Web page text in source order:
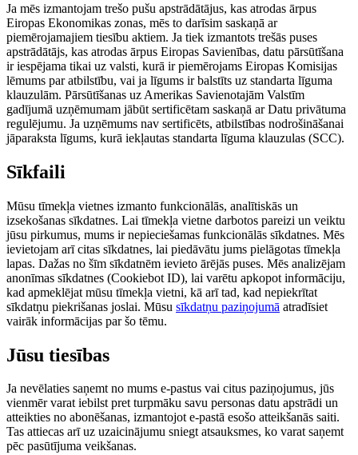
Ja mēs izmantojam trešo pušu apstrādātājus, kas atrodas ārpus
Eiropas Ekonomikas zonas, mēs to darīsim saskaņā ar
piemērojamajiem tiesību aktiem. Ja tiek izmantots trešās puses
apstrādātājs, kas atrodas ārpus Eiropas Savienības, datu pārsūtīšana
ir iespējama tikai uz valsti, kurā ir piemērojams Eiropas Komisijas
lēmums par atbilstību, vai ja līgums ir balstīts uz standarta līguma
klauzulām. Pārsūtīšanas uz Amerikas Savienotajām Valstīm
gadījumā uzņēmumam jābūt sertificētam saskaņā ar Datu privātuma
regulējumu. Ja uzņēmums nav sertificēts, atbilstības nodrošināšanai
jāparaksta līgums, kurā iekļautas standarta līguma klauzulas (SCC).
Sīkfaili
Mūsu tīmekļa vietnes izmanto funkcionālās, analītiskās un
izsekošanas sīkdatnes. Lai tīmekļa vietne darbotos pareizi un veiktu
jūsu pirkumus, mums ir nepieciešamas funkcionālās sīkdatnes. Mēs
ievietojam arī citas sīkdatnes, lai piedāvātu jums pielāgotas tīmekļa
lapas. Dažas no šīm sīkdatnēm ievieto ārējās puses. Mēs analizējam
anonīmas sīkdatnes (Cookiebot ID), lai varētu apkopot informāciju,
kad apmeklējat mūsu tīmekļa vietni, kā arī tad, kad nepiekrītat
sīkdatņu piekrišanas joslai. Mūsu sīkdatņu paziņojumā atradīsiet
vairāk informācijas par šo tēmu.
Jūsu tiesības
Ja nevēlaties saņemt no mums e-pastus vai citus paziņojumus, jūs
vienmēr varat iebilst pret turpmāku savu personas datu apstrādi un
atteikties no abonēšanas, izmantojot e-pastā esošo atteikšanās saiti.
Tas attiecas arī uz uzaicinājumu sniegt atsauksmes, ko varat saņemt
pēc pasūtījuma veikšanas.